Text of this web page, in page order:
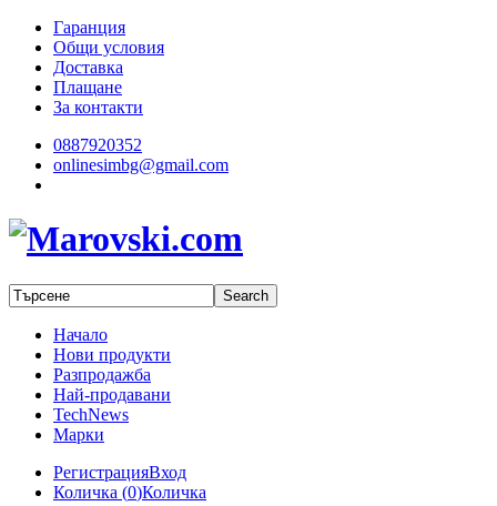
Гаранция
Общи условия
Доставка
Плащане
За контакти
0887920352
onlinesimbg@gmail.com
Начало
Нови продукти
Разпродажба
Най-продавани
TechNews
Марки
РегистрацияВход
Количка (0)Количка